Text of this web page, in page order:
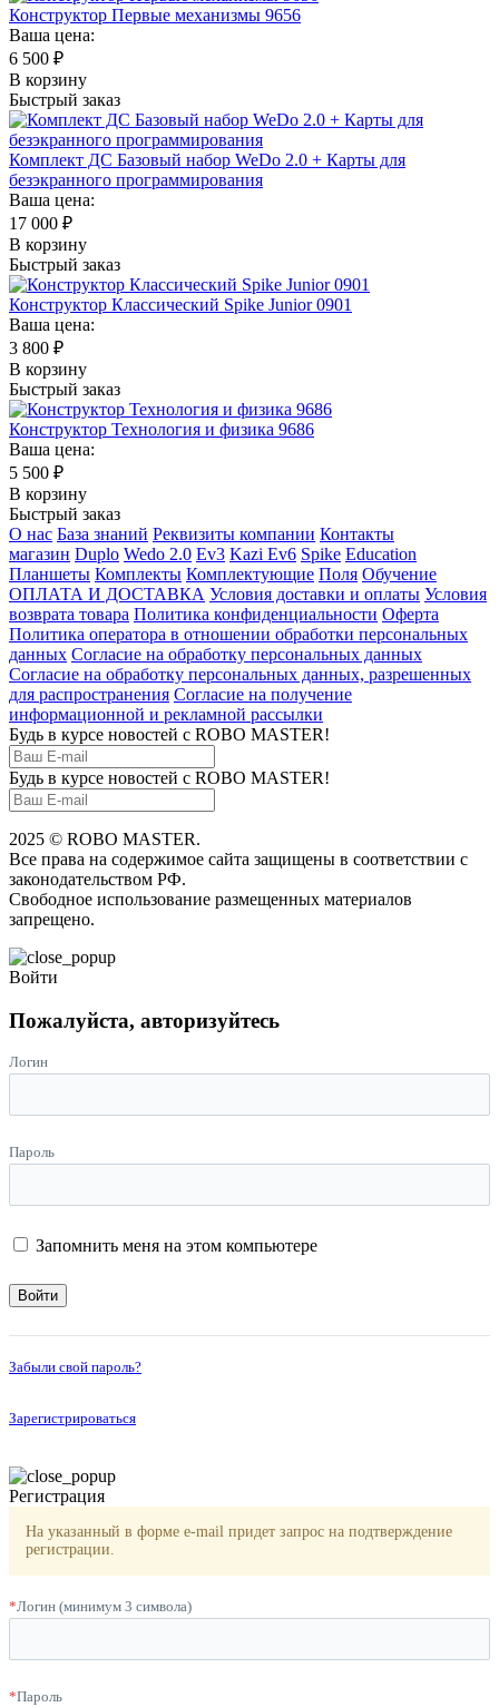
Конструктор Первые механизмы 9656
Ваша цена:
6 500 ₽
В корзину
Быстрый заказ
Комплект ДС Базовый набор WeDo 2.0 + Карты для
безэкранного программирования
Ваша цена:
17 000 ₽
В корзину
Быстрый заказ
Конструктор Классический Spike Junior 0901
Ваша цена:
3 800 ₽
В корзину
Быстрый заказ
Конструктор Технология и физика 9686
Ваша цена:
5 500 ₽
В корзину
Быстрый заказ
О нас База знаний Реквизиты компании Контакты
магазин Duplo Wedo 2.0 Ev3 Kazi Ev6 Spike Education
Планшеты Комплекты Комплектующие Поля Обучение
ОПЛАТА И ДОСТАВКА Условия доставки и оплаты Условия
возврата товара Политика конфиденциальности Оферта
Политика оператора в отношении обработки персональных
данных Согласие на обработку персональных данных
Согласие на обработку персональных данных, разрешенных
для распространения Согласие на получение
информационной и рекламной рассылки
Будь в курсе новостей с ROBO MASTER!
Будь в курсе новостей с ROBO MASTER!
2025 © ROBO MASTER.
Все права на содержимое сайта защищены в соответствии с
законодательством РФ.
Свободное использование размещенных материалов
запрещено.
Войти
Пожалуйста, авторизуйтесь
Логин
Пароль
Запомнить меня на этом компьютере
Войти
Забыли свой пароль?
Зарегистрироваться
Регистрация
На указанный в форме e-mail придет запрос на подтверждение
регистрации.
*Логин (минимум 3 символа)
*Пароль